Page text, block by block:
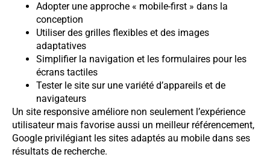
Adopter une approche « mobile-first » dans la
conception
Utiliser des grilles flexibles et des images
adaptatives
Simplifier la navigation et les formulaires pour les
écrans tactiles
Tester le site sur une variété d’appareils et de
navigateurs
Un site responsive améliore non seulement l’expérience
utilisateur mais favorise aussi un meilleur référencement,
Google privilégiant les sites adaptés au mobile dans ses
résultats de recherche.